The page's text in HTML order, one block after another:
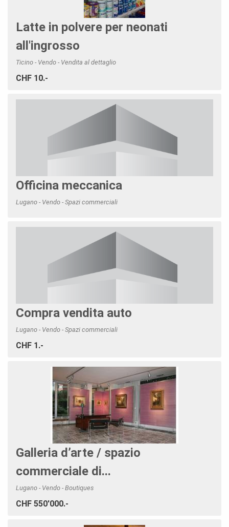
Latte in polvere per neonati
all'ingrosso
Ticino - Vendo - Vendita al dettaglio
CHF 10.-
Officina meccanica
Lugano - Vendo - Spazi commerciali
Compra vendita auto
Lugano - Vendo - Spazi commerciali
CHF 1.-
Galleria d’arte / spazio
commerciale di...
Lugano - Vendo - Boutiques
CHF 550'000.-